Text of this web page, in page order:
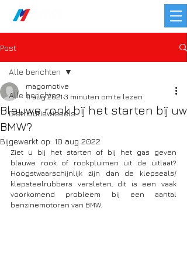
Post
Alle berichten
Distributiewissels
Alle berichten
Blauwe rook bij het starten bij uw
BMW?
magomotive
11 aug 2021 3 minuten om te lezen
Bijgewerkt op: 10 aug 2022
Ziet u bij het starten of bij het gas geven
blauwe rook of rookpluimen uit de uitlaat?
Hoogstwaarschijnlijk zijn dan de klepseals/
klepsteelrubbers versleten, dit is een vaak
voorkomend probleem bij een aantal
benzinemotoren van BMW.